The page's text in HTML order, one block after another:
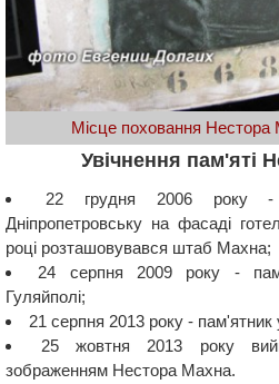
Місце поховання
Увічнення пам'яті
22 грудня 2006 року -
Дніпропетровську на фасаді
році розташовувався штаб Махна;
24 серпня 2009 року -
Гуляйполі;
21 серпня 2013 року - пам'ятник
25 жовтня 2013 року
зображенням Нестора Махна.